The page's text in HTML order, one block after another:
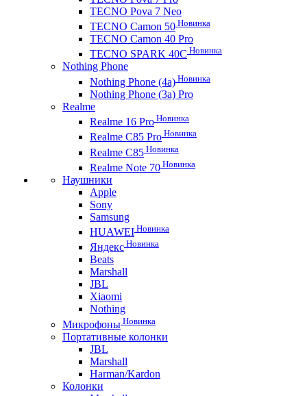
TECNO Pova 7 Neo
TECNO Camon 50 Новинка
TECNO Camon 40 Pro
TECNO SPARK 40C Новинка
Nothing Phone
Nothing Phone (4a) Новинка
Nothing Phone (3a) Pro
Realme
Realme 16 Pro Новинка
Realme C85 Pro Новинка
Realme C85 Новинка
Realme Note 70 Новинка
Наушники
Apple
Sony
Samsung
HUAWEI Новинка
Яндекс Новинка
Beats
Marshall
JBL
Xiaomi
Nothing
Микрофоны Новинка
Портативные колонки
JBL
Marshall
Harman/Kardon
Колонки